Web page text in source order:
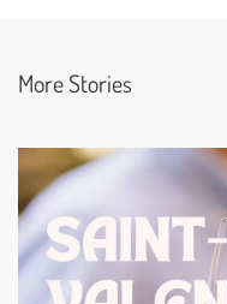
More Stories